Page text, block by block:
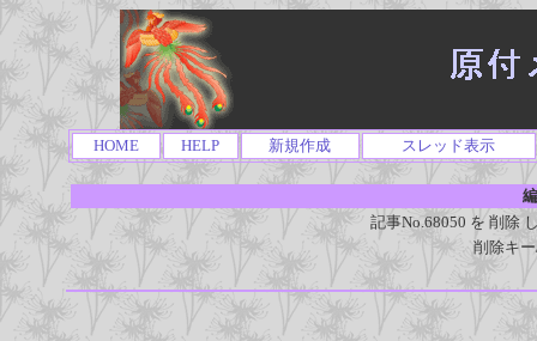
HOME HELP 新規作成 スレッド表示
記事No.68050 を 削除
削除キ